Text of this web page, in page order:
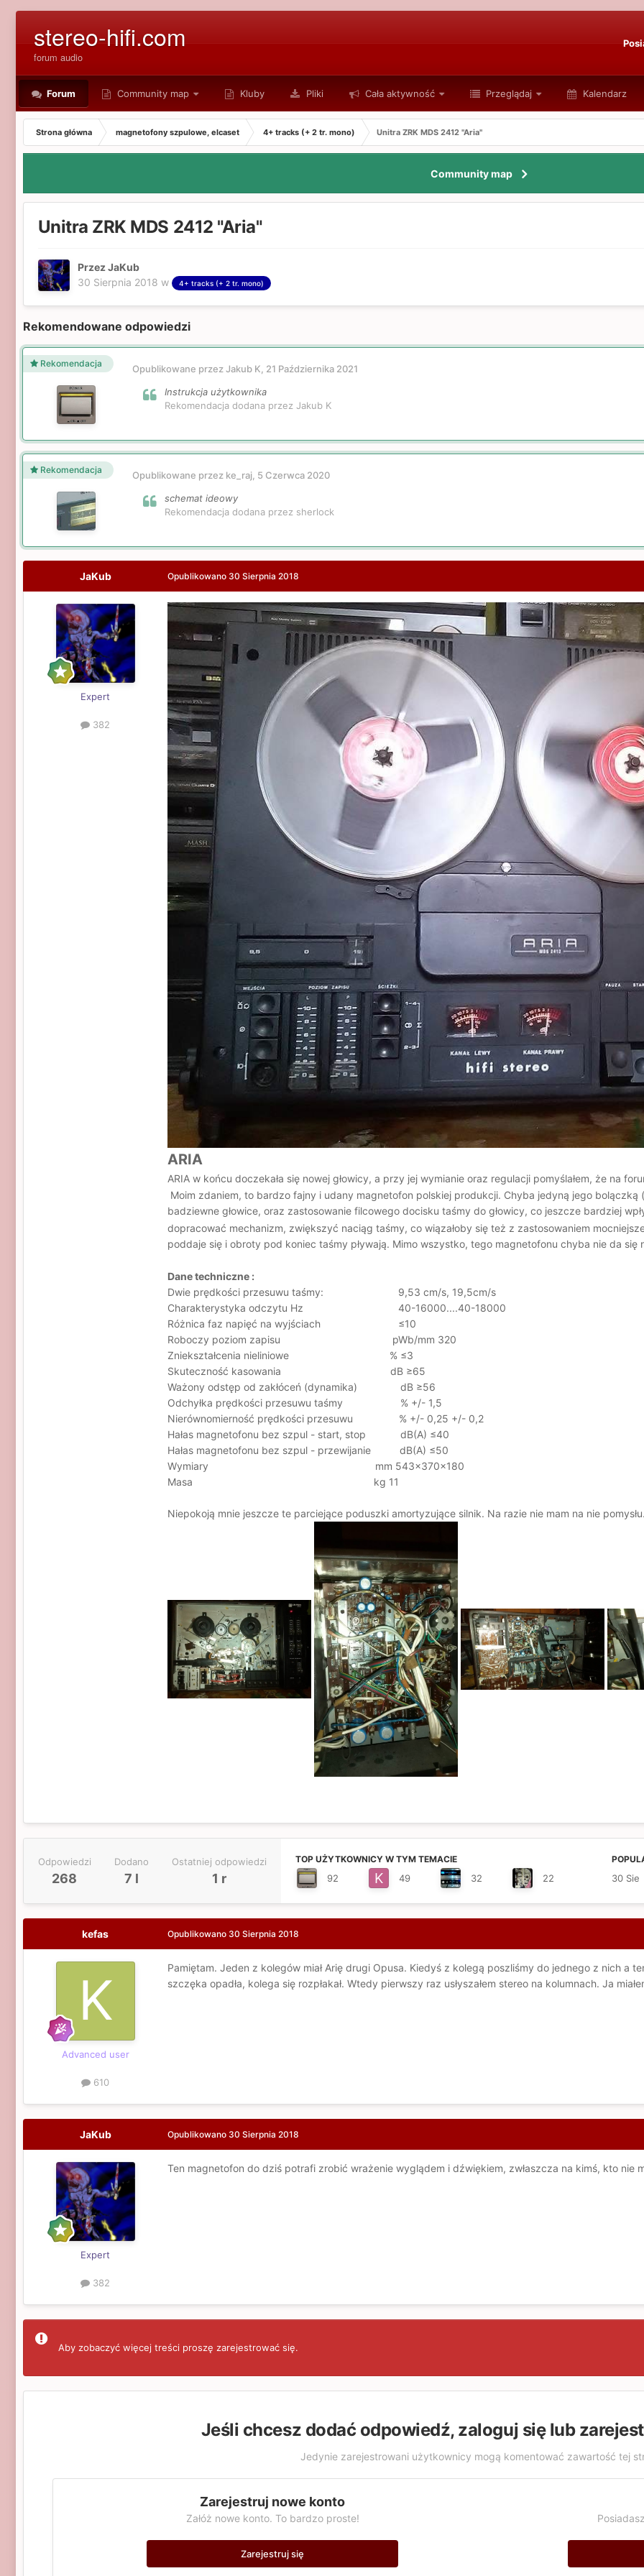
stereo-hifi.com
forum audio
Forum Community map Kluby Pliki Cała aktywność Przeglądaj Kalendarz
Strona główna magnetofony szpulowe, elcaset 4+ tracks (+ 2 tr. mono) Unitra ZRK MDS 2412 "Aria"
Community map
Unitra ZRK MDS 2412 "Aria"
Przez JaKub
30 Sierpnia 2018 w 4+ tracks (+ 2 tr. mono)
Rekomendowane odpowiedzi
Rekomendacja Opublikowane przez Jakub K, 21 Października 2021
Instrukcja użytkownika
Rekomendacja dodana przez Jakub K
Rekomendacja Opublikowane przez ke_raj, 5 Czerwca 2020
schemat ideowy
Rekomendacja dodana przez sherlock
JaKub
Expert
382
Opublikowano 30 Sierpnia 2018
ARIA
ARIA w końcu doczekała się nowej głowicy, a przy jej wymianie oraz regulacji pomyślałem, że na
Moim zdaniem, to bardzo fajny i udany magnetofon polskiej produkcji. Chyba jedyną jego
badziewne głowice, oraz zastosowanie filcowego docisku taśmy do głowicy, co jeszcze bardziej
dopracować mechanizm, zwiększyć naciąg taśmy, co wiązałoby się też z zastosowaniem
poddaje się i obroty pod koniec taśmy pływają. Mimo wszystko, tego magnetofonu chyba nie da się
Dane techniczne :
Dwie prędkości przesuwu taśmy: 9,53 cm/s, 19,5cm/s
Charakterystyka odczytu Hz 40-16000....40-18000
Różnica faz napięć na wyjściach ≤10
Roboczy poziom zapisu pWb/mm 320
Zniekształcenia nieliniowe % ≤3
Skuteczność kasowania dB ≥65
Ważony odstęp od zakłóceń (dynamika) dB ≥56
Odchyłka prędkości przesuwu taśmy % +/- 1,5
Nierównomierność prędkości przesuwu % +/- 0,25 +/- 0,2
Hałas magnetofonu bez szpul - start, stop dB(A) ≤40
Hałas magnetofonu bez szpul - przewijanie dB(A) ≤50
Wymiary mm 543x370x180
Masa kg 11
Niepokoją mnie jeszcze te parciejące poduszki amortyzujące silnik. Na razie nie mam na nie
Odpowiedzi
268
Dodano
7 l
Ostatniej odpowiedzi
1 r
TOP UŻYTKOWNICY W TYM TEMACIE
92 49 32 22 30 Sie
kefas
Advanced user
610
Opublikowano 30 Sierpnia 2018
Pamiętam. Jeden z kolegów miał Arię drugi Opusa. Kiedyś z kolegą poszliśmy do jednego z nich a
szczęka opadła, kolega się rozpłakał. Wtedy pierwszy raz usłyszałem stereo na kolumnach. Ja
JaKub
Expert
382
Opublikowano 30 Sierpnia 2018
Ten magnetofon do dziś potrafi zrobić wrażenie wyglądem i dźwiękiem, zwłaszcza na kimś, kto nie
Aby zobaczyć więcej treści proszę zarejestrować się.
Jeśli chcesz dodać odpowiedź, zaloguj się lub
Jedynie zarejestrowani użytkownicy mogą komentować zawartość tej
Zarejestruj nowe konto
Załóż nowe konto. To bardzo proste!
Zarejestruj się